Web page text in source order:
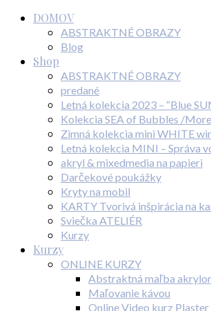
DOMOV
ABSTRAKTNÉ OBRAZY
Blog
Shop
ABSTRAKTNÉ OBRAZY
predané
Letná kolekcia 2023 – “Blue
Kolekcia SEA of Bubbles /
Zimná kolekcia mini WHITE
Letná kolekcia MINI – Správa
akryl & mixedmedia na papieri
Darčekové poukážky
Kryty na mobil
KARTY Tvorivá inšpirácia na
Sviečka ATELIÉR
Kurzy
Kurzy
ONLINE KURZY
Abstraktná maľba
Maľovanie kávou
Online Video kurz Plaster